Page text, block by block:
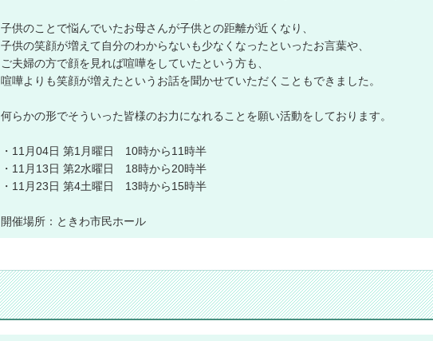
子供のことで悩んでいたお母さんが子供との距離が近くなり、
子供の笑顔が増えて自分のわからないも少なくなったといったお言葉や、
ご夫婦の方で顔を見れば喧嘩をしていたという方も、
喧嘩よりも笑顔が増えたというお話を聞かせていただくこともできました。
何らかの形でそういった皆様のお力になれることを願い活動をしております。
・11月04日 第1月曜日 10時から11時半
・11月13日 第2水曜日 18時から20時半
・11月23日 第4土曜日 13時から15時半
開催場所：ときわ市民ホール